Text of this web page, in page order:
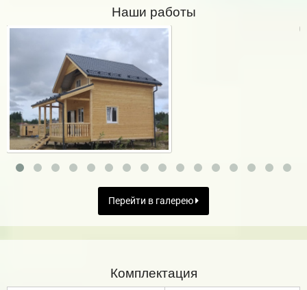
Наши работы
Перейти в галерею
Комплектация